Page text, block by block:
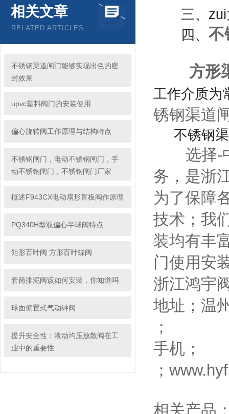
相关文章
RELATED ARTICLES
不锈钢渠道闸门能够实现出色的密
封效果
upvc塑料阀门的安装使用
偏心旋转阀工作原理与结构特点
不锈钢闸门，电动不锈钢闸门，手
动不锈钢闸门，不锈钢闸门厂家
概述F943CX电动扇形盲板阀作原理
PQ340H型双偏心半球阀特点
矩形百叶阀 方形百叶蝶阀
套筒排泥阀该如何安装，你知道吗
球面偏置式气动钟阀
提升安全性：液动均压放散阀在工
业中的重要性
三、zui
四、 不
方形
工作介质为
锈钢渠道
不锈钢渠
选择-中
务，是浙
为了保障
技术；我
装均有丰
门使用安
浙江鸿宇
地址；温
；
手机；
；
相关产品